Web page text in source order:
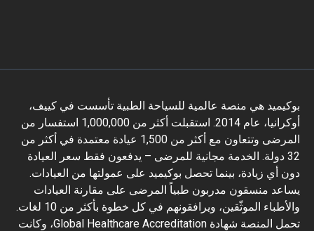
هي منصة عالمية للسياحة الطبية تأسست في كييف،
أوكرانيا، عام 2014. استقبلت أكثر من 1,000,000 استفسار من
المرضى وتتعاون مع أكثر من 1,500 عيادة معتمدة في أكثر من
دولة. الخدمة مجانية للمرضى – يدفعون فقط سعر العيادة
أي زيادة، بينما تحصل بوكيميد على عمولتها من العيادات.
منسقون مدربون طبياً المرضى على مقارنة العيادات
والأطباء الموثّقين، ويرافقونهم في كل خطوة بأكثر من 10 لغات.
تحمل المنصة شهادة Global Healthcare Accreditation، وكانت